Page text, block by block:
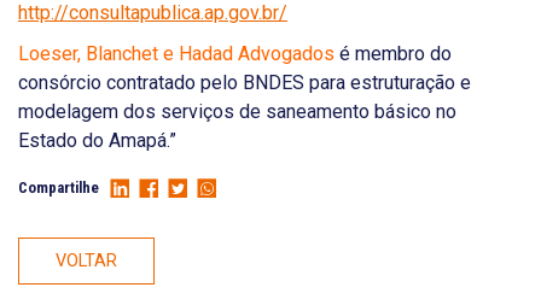
http://consultapublica.ap.gov.br/
Loeser, Blanchet e Hadad Advogados é membro do
consórcio contratado pelo BNDES para estruturação e
modelagem dos serviços de saneamento básico no
Estado do Amapá.”
Compartilhe
VOLTAR